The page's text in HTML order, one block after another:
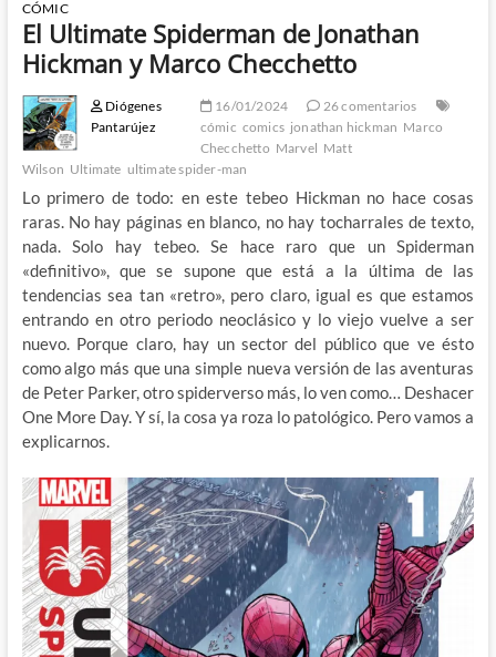
CÓMIC
El Ultimate Spiderman de Jonathan
Hickman y Marco Checchetto
Diógenes
Pantarújez
16/01/2024
26 comentarios
cómic comics jonathan hickman Marco
Checchetto Marvel Matt
Wilson Ultimate ultimate spider-man
Lo primero de todo: en este tebeo Hickman no hace cosas
raras. No hay páginas en blanco, no hay tocharrales de texto,
nada. Solo hay tebeo. Se hace raro que un Spiderman
«definitivo», que se supone que está a la última de las
tendencias sea tan «retro», pero claro, igual es que estamos
entrando en otro periodo neoclásico y lo viejo vuelve a ser
nuevo. Porque claro, hay un sector del público que ve ésto
como algo más que una simple nueva versión de las aventuras
de Peter Parker, otro spiderverso más, lo ven como… Deshacer
One More Day. Y sí, la cosa ya roza lo patológico. Pero vamos a
explicarnos.